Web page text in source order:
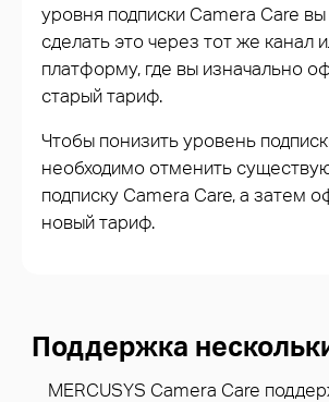
уровня подписки Camera Care
сделать это через тот же канал
платформу, где вы изначально
старый тариф.
Чтобы понизить уровень
необходимо отменить
подписку Camera Care, а затем
новый тариф.
Поддержка
MERCUSYS Camera Care